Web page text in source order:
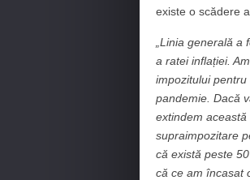
existe o scădere
„Linia generală
a ratei inflației.
impozitului
pandemie. Dacă
extindem
supraimpozitare
că există peste
că ce am încasat